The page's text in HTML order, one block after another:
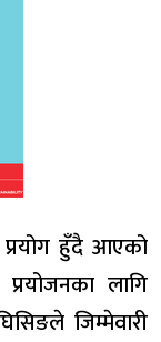
प्रयोग हुँदै आएको
लागि
जिम्मेवारी